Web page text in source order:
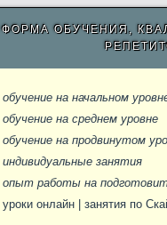
ФОРМА ОБУЧЕНИЯ,
обучение на начальном
обучение на среднем уровне
обучение на продвинутом
индивидуальные занятия
опыт работы на
уроки онлайн | занятия по